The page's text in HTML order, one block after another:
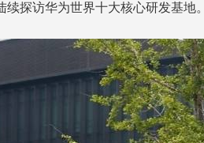
探访华为世界十大核心研发基地